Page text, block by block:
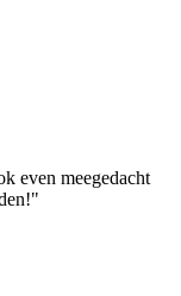
even meegedacht
"